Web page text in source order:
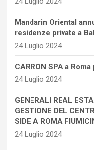
Mandarin Oriental
residenze private a
24 Luglio 2024
CARRON SPA a
24 Luglio 2024
GENERALI REAL
GESTIONE DEL
SIDE A ROMA
24 Luglio 2024